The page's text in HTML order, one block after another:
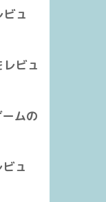
ュ
ビュ
ムの
ュ